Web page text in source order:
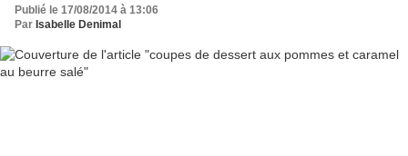
Publié le 17/08/2014 à 13:06
Par Isabelle Denimal